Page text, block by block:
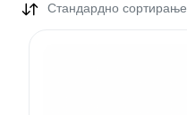
Стандардно сортирање